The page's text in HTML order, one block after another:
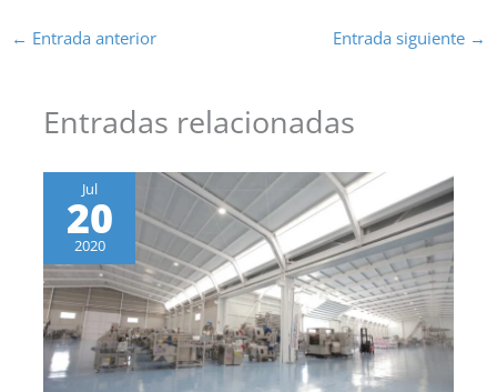
← Entrada anterior Entrada siguiente →
Entradas relacionadas
Jul
20
2020